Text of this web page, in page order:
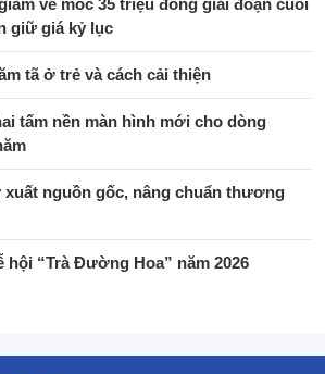
về mốc 35 triệu đồng giai đoạn cuối
giữ giá kỷ lục
tã ở trẻ và cách cải thiện
tấm nền màn hình mới cho dòng
nguồn gốc, nâng chuẩn thương
hội “Trà Đường Hoa” năm 2026